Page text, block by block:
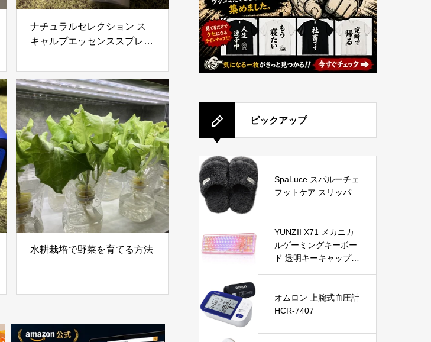
ナチュラルセレクション ス
キャルプエッセンススプレー
を徹底レビュー｜炭酸泡で手
軽に頭皮と肌をリフレッシュ
水耕栽培で野菜を育てる方法
ピックアップ
SpaLuce スパルーチェ
フットケア スリッパ
YUNZII X71 メカニカ
ルゲーミングキーボー
ド 透明キーキャップ 7
応 BT5.0/2.4G/USB-C
ガスケット搭載 RGB
技適認証取得（クリス
オムロン 上腕式血圧計
HCR-7407